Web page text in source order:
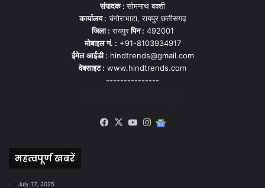
संपादक :सोमनाथ बक्शी
कार्यालय : चंगोराभाटा, रायपुर छत्तीसगढ़
जिला : रायपुरपिन : 492001
मोबाइल नं. : +91-8103934917
ईमेल आईडी : hindtrends@gmail.com
वेबसाइट : www.hindtrends.com
---------------
Facebook
X YouTubeInstagram
महत्वपूर्ण खबरें
July 17, 2025